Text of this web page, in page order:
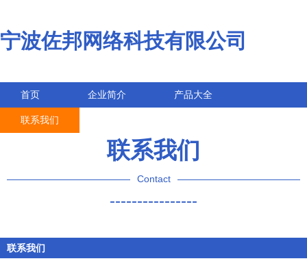
宁波佐邦网络科技有限公司
首页 企业简介 产品大全
联系我们
联系我们
Contact
----------------
联系我们